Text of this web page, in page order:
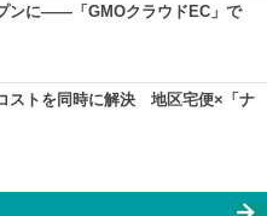
ンに――「GMOクラウドEC」で
ストを同時に解決 地区宅便×「ナ